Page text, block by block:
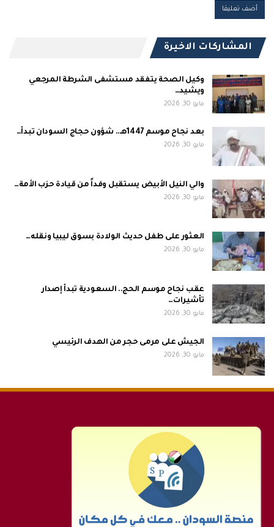
المشاركات الاخيرة
وكيل الصحة يتفقد مستشفى الشرطة المرجعي
ويشيد…
مايو 30, 2026
بعد نجاح موسم 1447هـ.. شؤون حجاج السودان تبدأ…
مايو 30, 2026
والي النيل الأبيض يستقبل وفداً من قيادة حزب الأمة…
مايو 30, 2026
العثور على طفل حديث الولادة بسوق ليبيا ونقله…
مايو 30, 2026
عقب نجاح موسم الحج.. السعودية تبدأ إصدار
تأشيرات…
مايو 30, 2026
الجيش على مرمى حجر من الهدف الرئيسي
مايو 30, 2026